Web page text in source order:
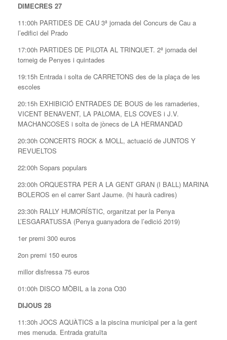
DIMECRES 27
11:00h PARTIDES DE CAU 3ª jornada del Concurs de Cau a
l’edifici del Prado
17:00h PARTIDES DE PILOTA AL TRINQUET. 2ª jornada del
torneig de Penyes i quintades
19:15h Entrada i solta de CARRETONS des de la plaça de les
escoles
20:15h EXHIBICIÓ ENTRADES DE BOUS de les ramaderies,
VICENT BENAVENT, LA PALOMA, ELS COVES i J.V.
MACHANCOSES i solta de jònecs de LA HERMANDAD
20:30h CONCERTS ROCK & MOLL, actuació de JUNTOS Y
REVUELTOS
22:00h Sopars populars
23:00h ORQUESTRA PER A LA GENT GRAN (I BALL) MARINA
BOLEROS en el carrer Sant Jaume. (hi haurà cadires)
23:30h RALLY HUMORÍSTIC, organitzat per la Penya
L’ESGARATUSSA (Penya guanyadora de l’edició 2019)
1er premi 300 euros
2on premi 150 euros
millor disfressa 75 euros
01:00h DISCO MÒBIL a la zona O30
DIJOUS 28
11:30h JOCS AQUÀTICS a la piscina municipal per a la gent
mes menuda. Entrada gratuïta